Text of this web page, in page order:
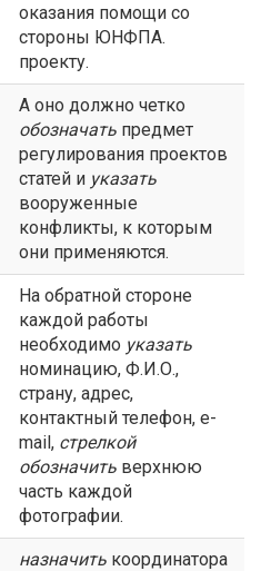
оказания помощи со
стороны ЮНФПА.
проекту.
А оно должно четко
обозначать предмет
регулирования проектов
статей и указать
вооруженные
конфликты, к которым
они применяются.
На обратной стороне
каждой работы
необходимо указать
номинацию, Ф.И.О.,
страну, адрес,
контактный телефон, e-
mail, стрелкой
обозначить верхнюю
часть каждой
фотографии.
назначить координатора